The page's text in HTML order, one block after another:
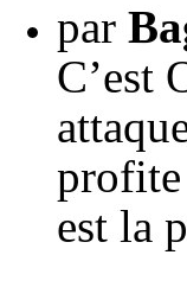
par
C’est
profite
est la